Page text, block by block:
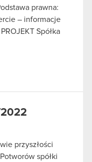
prawna:
– informacje
Spółka
przyszłości
spółki